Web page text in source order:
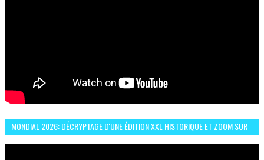
MONDIAL 2026: DÉCRYPTAGE D'UNE ÉDITION XXL HISTORIQUE ET ZOOM SUR